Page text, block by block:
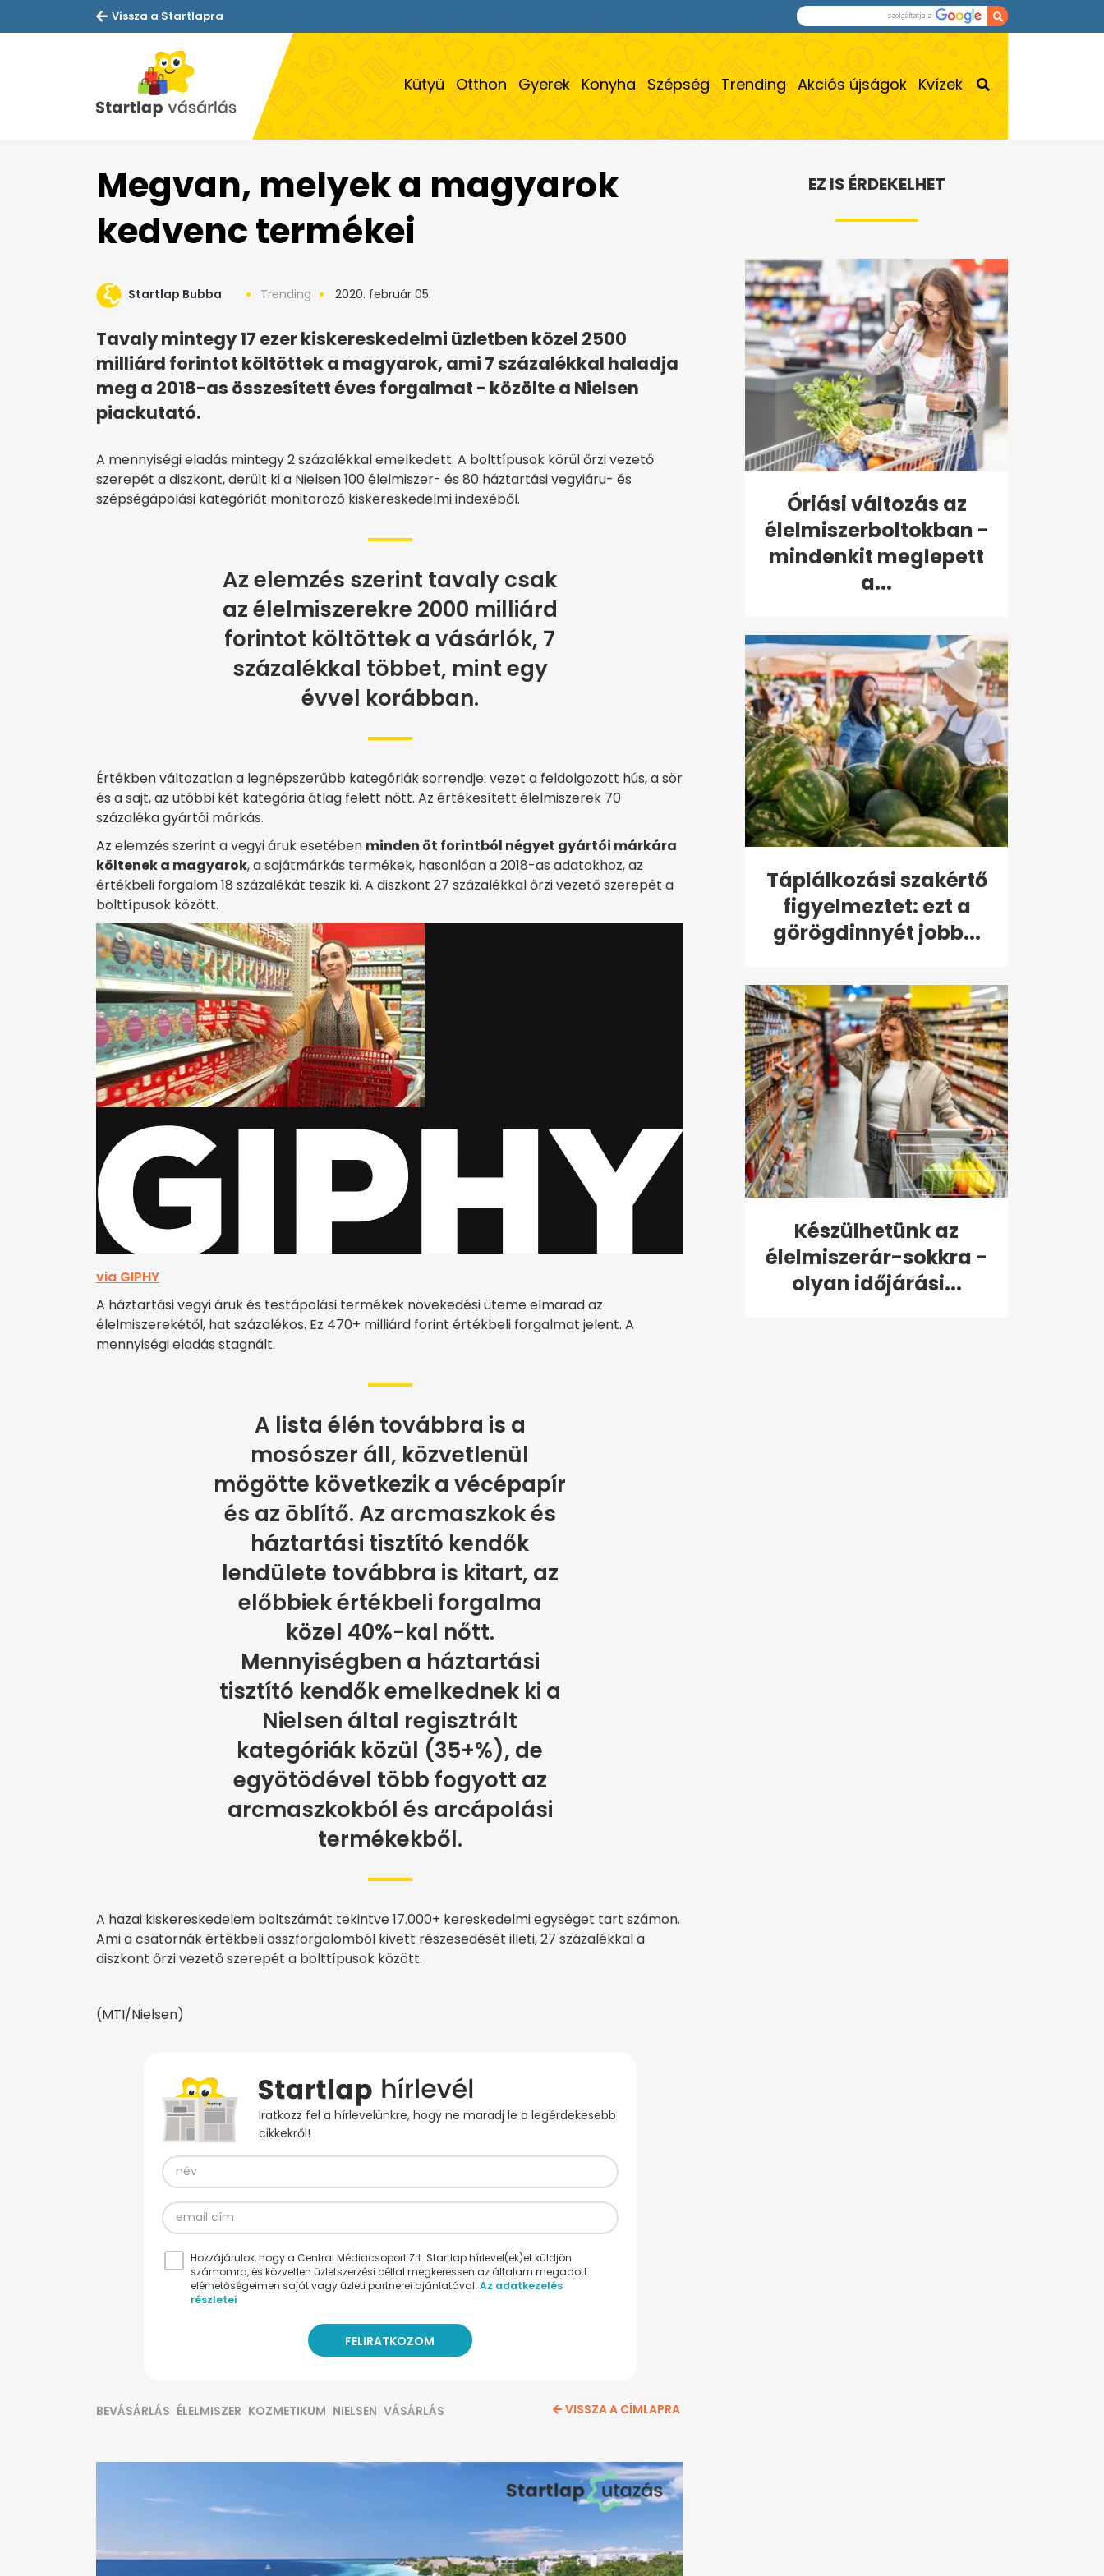
Vissza a Startlapra
Kütyü Otthon Gyerek Konyha Szépség Trending Akciós újságok Kvízek
Megvan, melyek a magyarok
kedvenc termékei
Startlap Bubba Trending 2020. február 05.
Tavaly mintegy 17 ezer kiskereskedelmi üzletben közel 2500
milliárd forintot költöttek a magyarok, ami 7 százalékkal haladja
meg a 2018-as összesített éves forgalmat - közölte a Nielsen
piackutató.
A mennyiségi eladás mintegy 2 százalékkal emelkedett. A bolttípusok körül őrzi vezető
szerepét a diszkont, derült ki a Nielsen 100 élelmiszer- és 80 háztartási vegyiáru- és
szépségápolási kategóriát monitorozó kiskereskedelmi indexéből.
Az elemzés szerint tavaly csak
az élelmiszerekre 2000 milliárd
forintot költöttek a vásárlók, 7
százalékkal többet, mint egy
évvel korábban.
Értékben változatlan a legnépszerűbb kategóriák sorrendje: vezet a feldolgozott hús, a sör
és a sajt, az utóbbi két kategória átlag felett nőtt. Az értékesített élelmiszerek 70
százaléka gyártói márkás.
Az elemzés szerint a vegyi áruk esetében minden öt forintból négyet gyártói márkára
költenek a magyarok, a sajátmárkás termékek, hasonlóan a 2018-as adatokhoz, az
értékbeli forgalom 18 százalékát teszik ki. A diszkont 27 százalékkal őrzi vezető szerepét a
bolttípusok között.
via GIPHY
A háztartási vegyi áruk és testápolási termékek növekedési üteme elmarad az
élelmiszerekétől, hat százalékos. Ez 470+ milliárd forint értékbeli forgalmat jelent. A
mennyiségi eladás stagnált.
A lista élén továbbra is a
mosószer áll, közvetlenül
mögötte következik a vécépapír
és az öblítő. Az arcmaszkok és
háztartási tisztító kendők
lendülete továbbra is kitart, az
előbbiek értékbeli forgalma
közel 40%-kal nőtt.
Mennyiségben a háztartási
tisztító kendők emelkednek ki a
Nielsen által regisztrált
kategóriák közül (35+%), de
egyötödével több fogyott az
arcmaszkokból és arcápolási
termékekből.
A hazai kiskereskedelem boltszámát tekintve 17.000+ kereskedelmi egységet tart számon.
Ami a csatornák értékbeli összforgalomból kivett részesedését illeti, 27 százalékkal a
diszkont őrzi vezető szerepét a bolttípusok között.
(MTI/Nielsen)
Iratkozz fel a hírlevelünkre, hogy ne maradj le a legérdekesebb
cikkekről!
Hozzájárulok, hogy a Central Médiacsoport Zrt. Startlap hírlevel(ek)et küldjön
számomra, és közvetlen üzletszerzési céllal megkeressen az általam megadott
elérhetőségeimen saját vagy üzleti partnerei ajánlatával. Az adatkezelés
részletei
BEVÁSÁRLÁS ÉLELMISZER KOZMETIKUM NIELSEN VÁSÁRLÁS VISSZA A CÍMLAPRA
EZ IS ÉRDEKELHET
Óriási változás az
élelmiszerboltokban -
mindenkit meglepett
a...
Táplálkozási szakértő
figyelmeztet: ezt a
görögdinnyét jobb...
Készülhetünk az
élelmiszerár-sokkra -
olyan időjárási...